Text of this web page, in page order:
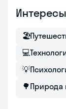
Интересы
🏖
💻
💡
🌳 Природа